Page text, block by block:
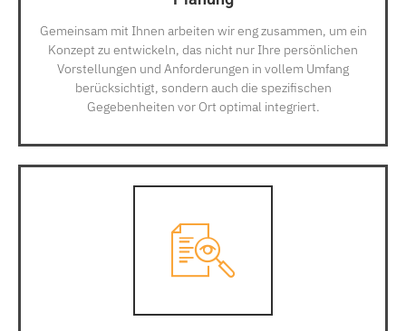
Gemeinsam mit Ihnen arbeiten wir eng zusammen, um ein
Konzept zu entwickeln, das nicht nur Ihre persönlichen
Vorstellungen und Anforderungen in vollem Umfang
berücksichtigt, sondern auch die spezifischen
Gegebenheiten vor Ort optimal integriert.